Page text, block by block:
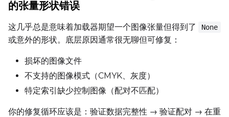
的张量形状错误
这几乎总是意味着加载器期望一个图像张量但得到了 None
或意外的形状。底层原因通常很无聊但可修复：
损坏的图像文件
不支持的图像模式（CMYK、灰度）
特定索引缺少控制图像（配对不匹配）
你的修复循环应该是：验证数据完整性 → 验证配对 → 在重